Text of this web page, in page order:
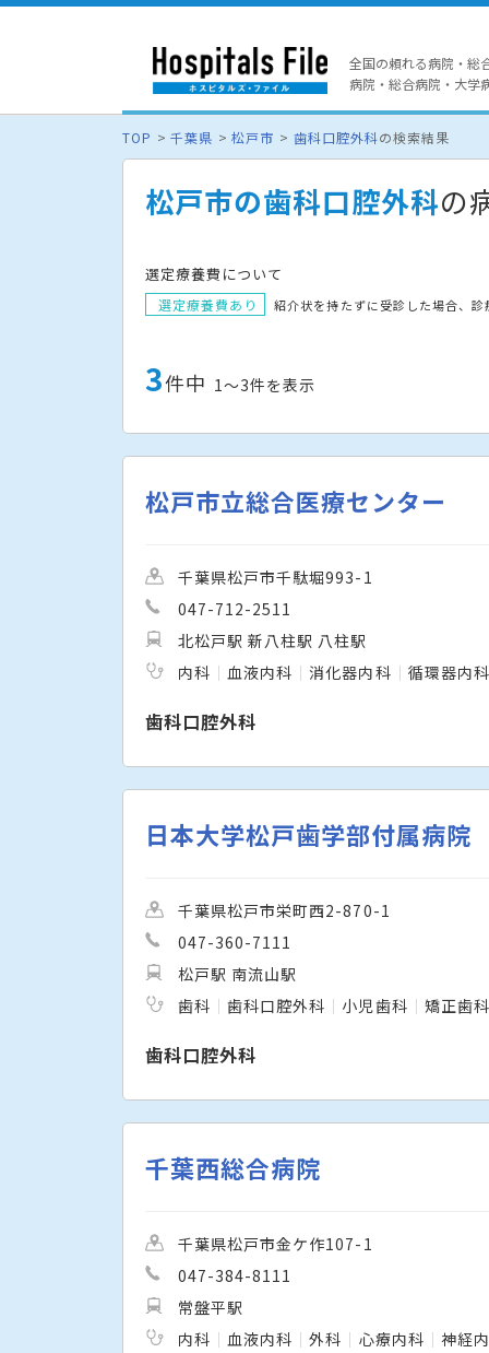
全国の頼れる病院・総
病院・総合病院・大学
TOP 千葉県 松戸市 歯科口腔外科の検索結果
松戸市の歯科口腔外科の
選定療養費について
選定療養費あり 紹介状を持たずに受診した場合、
3件中 1〜3件を表示
松戸市立総合医療センター
千葉県松戸市千駄堀993-1
047-712-2511
北松戸駅 新八柱駅 八柱駅
内科
血液内科 消化器内科 循環器内科
歯科口腔外科
日本大学松戸歯学部付属病院
千葉県松戸市栄町西2-870-1
047-360-7111
松戸駅 南流山駅
歯科
歯科口腔外科 小児歯科 矯正歯科
歯科口腔外科
千葉西総合病院
千葉県松戸市金ケ作107-1
047-384-8111
常盤平駅
内科
血液内科 外科 心療内科 神経